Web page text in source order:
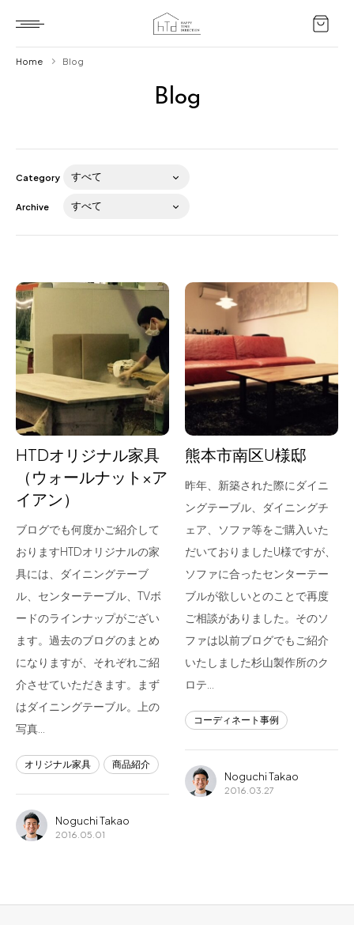
Blog
About us
for Business
Recruit
Contact
フラッグシップストア
0965-52-0323
熊本店
096-274-8175
Arv
0965-45-9282
Blog
Home Blog
Category
Archive
HTDオリジナル家具
（ウォールナット×ア
イアン）
ブログでも何度かご紹介して
おりますHTDオリジナルの家
具には、ダイニングテーブ
ル、センターテーブル、TVボ
ードのラインナップがござい
ます。過去のブログのまとめ
になりますが、それぞれご紹
介させていただきます。まず
はダイニングテーブル。上の
写真…
オリジナル家具 商品紹介
Noguchi Takao
2016.05.01
熊本市南区U様邸
昨年、新築された際にダイニ
ングテーブル、ダイニングチ
ェア、ソファ等をご購入いた
だいておりましたU様ですが、
ソファに合ったセンターテー
ブルが欲しいとのことで再度
ご相談がありました。そのソ
ファは以前ブログでもご紹介
いたしました杉山製作所のク
ロテ…
コーディネート事例
Noguchi Takao
2016.03.27